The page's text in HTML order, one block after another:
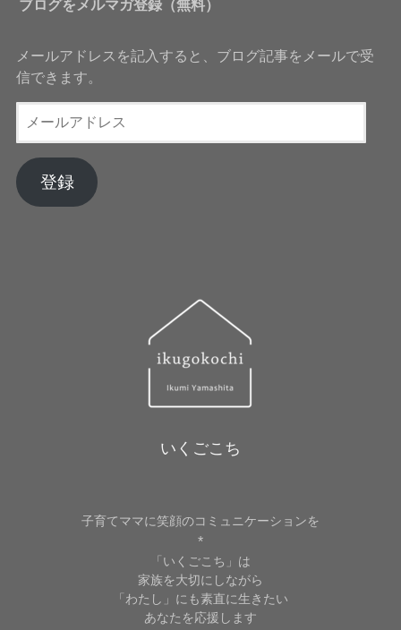
ブログをメルマガ登録（無料）
メールアドレスを記入すると、ブログ記事をメールで受
信できます。
ー
ア
ド
登録
いくごこち
子育てママに笑顔のコミュニケーションを
*
「いくごこち」は
家族を大切にしながら
「わたし」にも素直に生きたい
あなたを応援します